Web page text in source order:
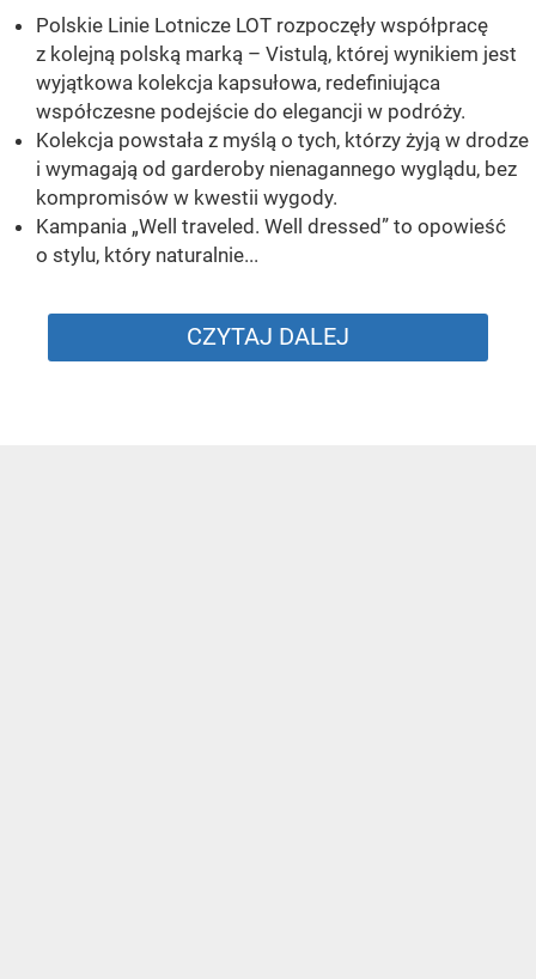
Polskie Linie Lotnicze LOT rozpoczęły współpracę
z kolejną polską marką – Vistulą, której wynikiem jest
wyjątkowa kolekcja kapsułowa, redefiniująca
współczesne podejście do elegancji w podróży.
Kolekcja powstała z myślą o tych, którzy żyją w drodze
i wymagają od garderoby nienagannego wyglądu, bez
kompromisów w kwestii wygody.
Kampania „Well traveled. Well dressed” to opowieść
o stylu, który naturalnie...
CZYTAJ DALEJ